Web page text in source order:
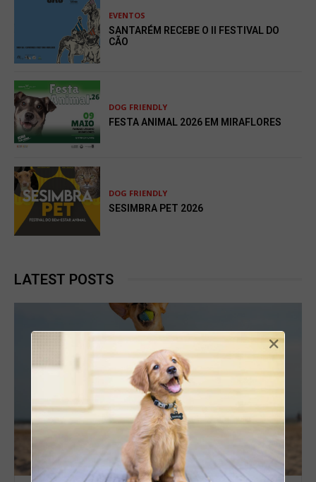
EVENTOS
SANTARÉM RECEBE O II FESTIVAL DO
CÃO
DOG FRIENDLY
FESTA ANIMAL 2026 EM MIRAFLORES
DOG FRIENDLY
SESIMBRA PET 2026
LATEST POSTS
×